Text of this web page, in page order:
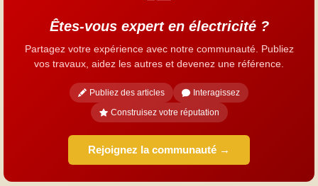
Êtes-vous expert en électricité ?
Partagez votre expérience avec notre communauté. Publiez
vos travaux, aidez les autres et devenez une référence.
Publiez des articles
Interagissez
Construisez votre réputation
Rejoignez la communauté →